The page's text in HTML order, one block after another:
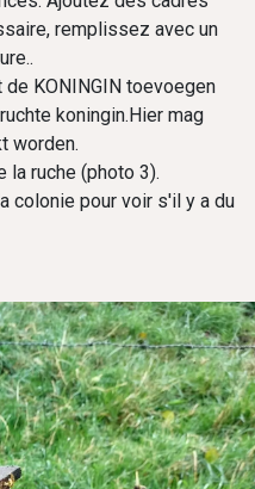
remplissez avec un
KONINGIN toevoegen
koningin.Hier mag
worden.
la ruche (photo 3).
colonie pour voir s'il y a du